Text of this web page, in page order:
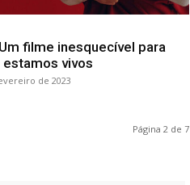
filme inesquecível para
vivos
de 2023
Página 2 de 7